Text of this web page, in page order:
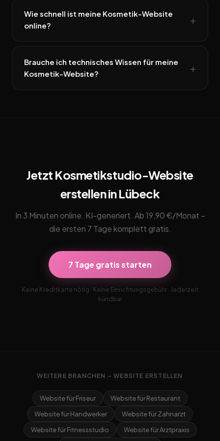
Wie schnell ist meine Kosmetik-Website
online?
Brauche ich technisches Wissen für meine
Kosmetik-Website?
Jetzt Kosmetikstudio-Website
erstellen in Lübeck
In 3 Minuten online. KI-generiert. Ab 19,90 €/Monat –
die ersten 7 Tage komplett gratis.
7 Tage gratis starten
Keine Kreditkarte nötig · Keine Einrichtungsgebühr · Jederzeit
kündbar
WEITERE BRANCHEN – WEBSITE ERSTELLEN
Website für Friseur
Website für Restaurant
Website für Handwerker
Website für Zahnarzt
Website für Fitnessstudio
Website für Arztpraxis